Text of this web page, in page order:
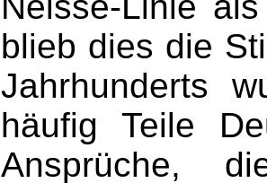
blieb dies die
Jahrhunderts
häufig Teile
Ansprüche,